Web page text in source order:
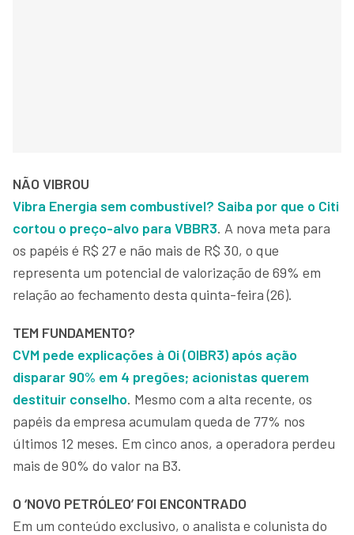
NÃO VIBROU
Vibra Energia sem combustível? Saiba por que o Citi
cortou o preço-alvo para VBBR3. A nova meta para
os papéis é R$ 27 e não mais de R$ 30, o que
representa um potencial de valorização de 69% em
relação ao fechamento desta quinta-feira (26).
TEM FUNDAMENTO?
CVM pede explicações à Oi (OIBR3) após ação
disparar 90% em 4 pregões; acionistas querem
destituir conselho. Mesmo com a alta recente, os
papéis da empresa acumulam queda de 77% nos
últimos 12 meses. Em cinco anos, a operadora perdeu
mais de 90% do valor na B3.
O ‘NOVO PETRÓLEO’ FOI ENCONTRADO
Em um conteúdo exclusivo, o analista e colunista do